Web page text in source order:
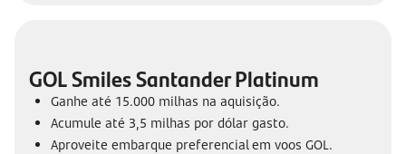
GOL Smiles Santander Platinum
Ganhe até 15.000 milhas na aquisição.
Acumule até 3,5 milhas por dólar gasto.
Aproveite embarque preferencial em voos GOL.